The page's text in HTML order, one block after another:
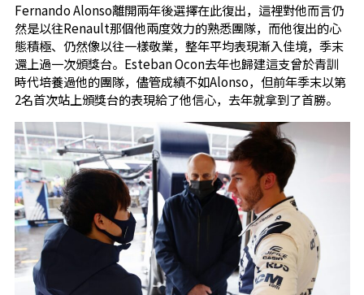
Fernando Alonso離開兩年後選擇在此復出，這裡對他而言仍
然是以往Renault那個他兩度效力的熟悉團隊，而他復出的心
態積極、仍然像以往一樣敬業，整年平均表現漸入佳境，季末
還上過一次頒獎台。Esteban Ocon去年也歸建這支曾於青訓
時代培養過他的團隊，儘管成績不如Alonso，但前年季末以第
2名首次站上頒獎台的表現給了他信心，去年就拿到了首勝。